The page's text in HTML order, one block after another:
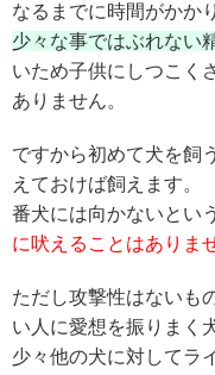
なるまでに時間がかか
少々な事ではぶれない
いため子供にしつこく
ありません。
ですから初めて犬を飼
えておけば飼えます。
番犬には向かないとい
に吠えることはありま
ただし攻撃性はないも
い人に愛想を振りまく
少々他の犬に対してラ